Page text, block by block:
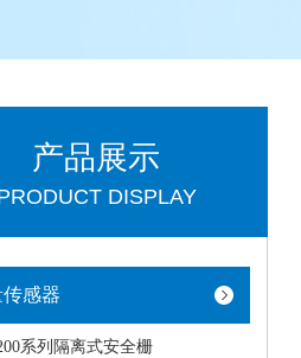
产品展示
DISPLAY
传感器
系列隔离式安全栅